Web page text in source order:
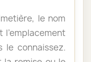
le nom
l’emplacement
le connaissez.